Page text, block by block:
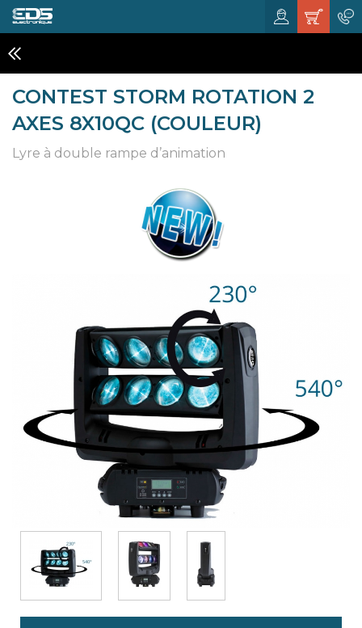
CONTEST STORM ROTATION 2
AXES 8X10QC (COULEUR)
Lyre à double rampe d’animation